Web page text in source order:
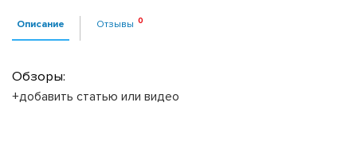
Описание Отзывы
Обзоры:
+добавить статью или видео